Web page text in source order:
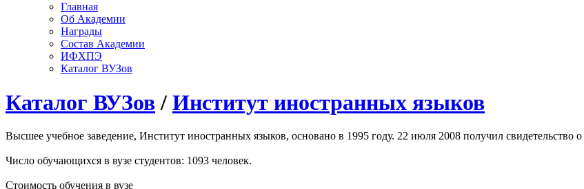
Главная
Об Академии
Награды
Состав Академии
ИФХПЭ
Каталог ВУЗов
Каталог ВУЗов / Институт иностранных языков
Высшее учебное заведение, Институт иностранных языков, основано в 1995 году. 22 июля 2008 получил свидетельство
Число обучающихся в вузе студентов: 1093 человек.
Стоимость обучения в вузе